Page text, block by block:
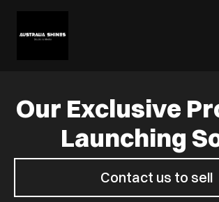
Our Exclusive
Launching
Contact us to sell